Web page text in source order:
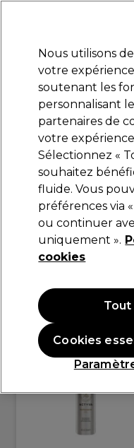
Marques Bons plans
Filters
OFFRE
Nous utilisons
votre
soutenant les
personnalisant
partenaires de
votre
Sélectionnez «
souhaitez
fluide. Vous
préférences via
ou continuer
uniquement ».
cookies
Cookies